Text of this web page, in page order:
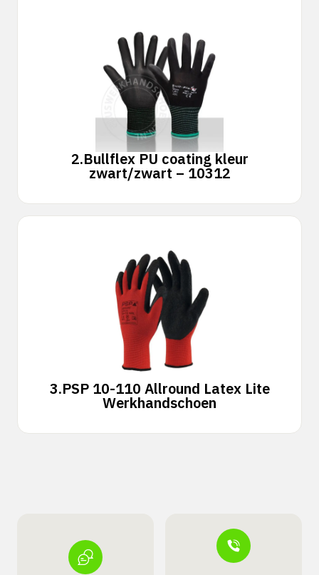
2.Bullflex PU coating kleur
zwart/zwart – 10312
3.PSP 10-110 Allround Latex Lite
Werkhandschoen